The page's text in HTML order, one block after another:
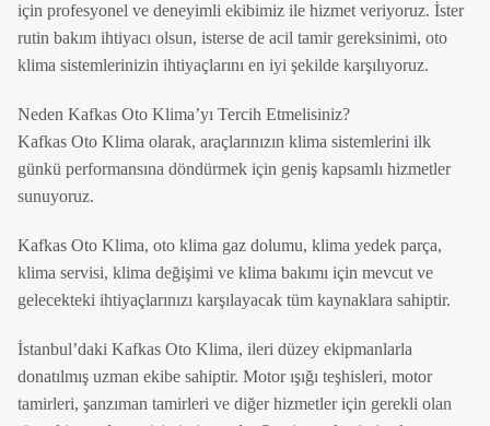
için profesyonel ve deneyimli ekibimiz ile hizmet veriyoruz. İster
rutin bakım ihtiyacı olsun, isterse de acil tamir gereksinimi, oto
klima sistemlerinizin ihtiyaçlarını en iyi şekilde karşılıyoruz.
Neden Kafkas Oto Klima’yı Tercih Etmelisiniz?
Kafkas Oto Klima olarak, araçlarınızın klima sistemlerini ilk
günkü performansına döndürmek için geniş kapsamlı hizmetler
sunuyoruz.
Kafkas Oto Klima, oto klima gaz dolumu, klima yedek parça,
klima servisi, klima değişimi ve klima bakımı için mevcut ve
gelecekteki ihtiyaçlarınızı karşılayacak tüm kaynaklara sahiptir.
İstanbul’daki Kafkas Oto Klima, ileri düzey ekipmanlarla
donatılmış uzman ekibe sahiptir. Motor ışığı teşhisleri, motor
tamirleri, şanzıman tamirleri ve diğer hizmetler için gerekli olan